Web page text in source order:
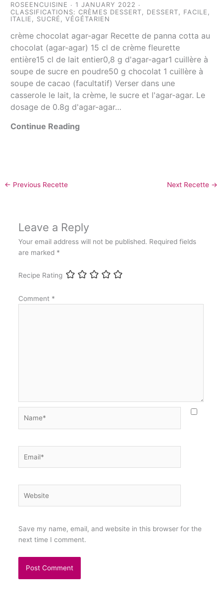
ROSEENCUISINE
1 JANUARY 2022
CLASSIFICATIONS:CRÈMES DESSERT DESSERT FACILE
ITALIE
SUCRÉ ,VÉGÉTARIEN
crème chocolat agar-agar Recette de panna cotta au
chocolat (agar-agar) 15 cl de crème fleurette
entière15 cl de lait entier0,8 g d'agar-agar1 cuillère à
soupe de sucre en poudre50 g chocolat 1 cuillère à
soupe de cacao (facultatif) Verser dans une
casserole le lait, la crème, le sucre et l'agar-agar. Le
dosage de 0.8g d'agar-agar…
Continue Reading
← Previous Recette Next Recette →
Leave a Reply
Your email address will not be published. Required fields
are marked *
Recipe Rating
Comment *
Save my name, email, and website in this browser for the
next time I comment.